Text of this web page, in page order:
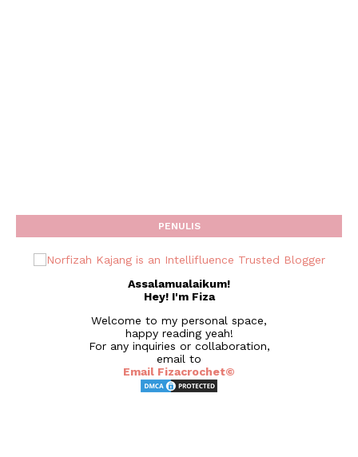
PENULIS
Assalamualaikum!
Hey! I'm Fiza
Welcome to my personal space,
happy reading yeah!
For any inquiries or collaboration,
email to
Email Fizacrochet©